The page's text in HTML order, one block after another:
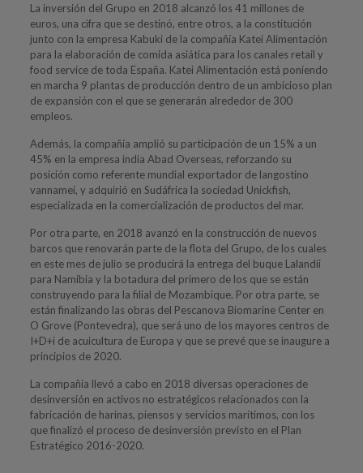
La inversión del Grupo en 2018 alcanzó los 41 millones de
euros, una cifra que se destinó, entre otros, a la constitución
junto con la empresa Kabuki de la compañía Katei Alimentación
para la elaboración de comida asiática para los canales retail y
food service de toda España. Katei Alimentación está poniendo
en marcha 9 plantas de producción dentro de un ambicioso plan
de expansión con el que se generarán alrededor de 300
empleos.
Además, la compañía amplió su participación de un 15% a un
45% en la empresa india Abad Overseas, reforzando su
posición como referente mundial exportador de langostino
vannamei, y adquirió en Sudáfrica la sociedad Unickfish,
especializada en la comercialización de productos del mar.
Por otra parte, en 2018 avanzó en la construcción de nuevos
barcos que renovarán parte de la flota del Grupo, de los cuales
en este mes de julio se producirá la entrega del buque Lalandii
para Namibia y la botadura del primero de los que se están
construyendo para la filial de Mozambique. Por otra parte, se
están finalizando las obras del Pescanova Biomarine Center en
O Grove (Pontevedra), que será uno de los mayores centros de
I+D+i de acuicultura de Europa y que se prevé que se inaugure a
principios de 2020.
La compañía llevó a cabo en 2018 diversas operaciones de
desinversión en activos no estratégicos relacionados con la
fabricación de harinas, piensos y servicios marítimos, con los
que finalizó el proceso de desinversión previsto en el Plan
Estratégico 2016-2020.